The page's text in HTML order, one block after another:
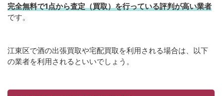
完全無料で1点から査定（買取）を行っている評判が高い業者
です。
江東区で酒の出張買取や宅配買取を利用される場合は、以下
の業者を利用されるといいでしょう。